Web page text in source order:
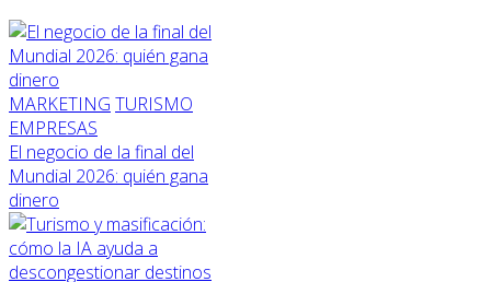
MARKETING TURISMO
EMPRESAS
El negocio de la final del
Mundial 2026: quién gana
dinero